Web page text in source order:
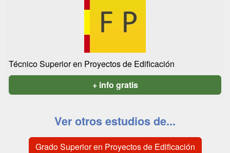
Técnico Superior en Proyectos de Edificación
+ info gratis
Ver otros estudios de...
Grado Superior en Proyectos de Edificación